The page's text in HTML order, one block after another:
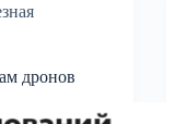
дронов